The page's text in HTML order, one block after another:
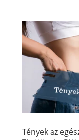
Tények az